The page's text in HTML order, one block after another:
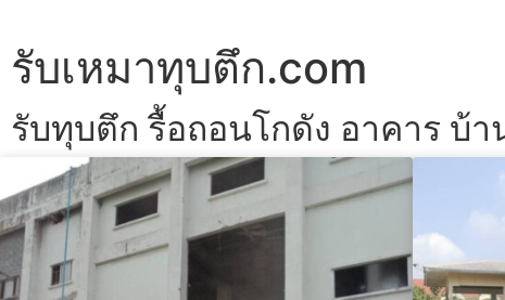
รับเหมาทุบตึก.com
รับทุบตึก รื้อถอนโกดัง อาคาร บ้า